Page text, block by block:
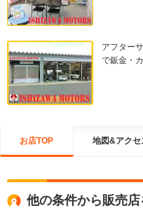
アフター
で鈑金・
お店TOP 地図&アクセ
他の条件から販売